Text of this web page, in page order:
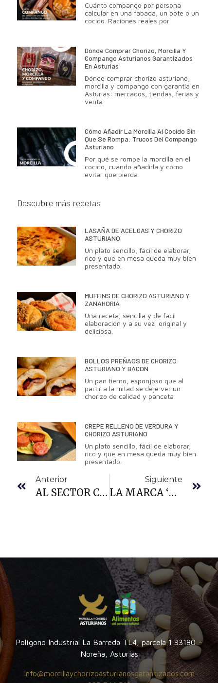
Cuánto compango por persona
calcular en una fabada, un pote o un
cocido. Raciones reales por
Dónde Comprar Chorizo, Morcilla Y
Compango Asturianos Garantizados
En Asturias
Dónde comprar chorizo asturiano,
morcilla y compango con garantía en
Asturias: mercados, tiendas, ferias y
venta
Cómo Añadir La Morcilla Al Cocido Sin
Que Se Rompa: Trucos Del Compango
Asturiano
Por qué se rompe la morcilla en el
cocido, cuándo añadirla y cómo
evitar que pierda
Descubre más recetas
LASAÑA DE ACELGAS Y CHORIZO
ASTURIANO
Un plato sencillo, fácil de elaborar,
rico y que en mesa queda muy bien
presentado.
MUFFINS DE CHORIZO ASTURIANO Y
ZANAHORIA
Una receta, sencilla y de fácil
elaboración y a su vez original y
deliciosa.
BOLLOS PREÑAOS DE CHORIZO
ASTURIANO Y BACON
Un pan tierno, esponjoso que al
partir a la mitad se deje ver un
chorizo de calidad y panceta
CREPE RELLENO DE VERDURA Y
CHORIZO ASTURIANO
Un plato sencillo, fácil de elaborar,
rico y que en mesa queda muy bien
presentado.
Anterior
AL SECTOR CHACINERO LE QUEDA UN CAMINO INMENSO POR RECORRER (ENTREVISTA A CESAR GARCIA, PRESIDENTE DE ASINCAR)
Siguiente
LA MARCA ‘MORCILLA Y CHORIZO ASTURIANOS’ YA AGLUTINA EL 75% DE LA PRODUCCIÓN DE ESOS EMBUTIDOS
Polígono Industrial La Barreda TL4, parcela 1 33180 –
Noreña, Asturias
Info@morcillaychorizoasturianosgarantizados.com